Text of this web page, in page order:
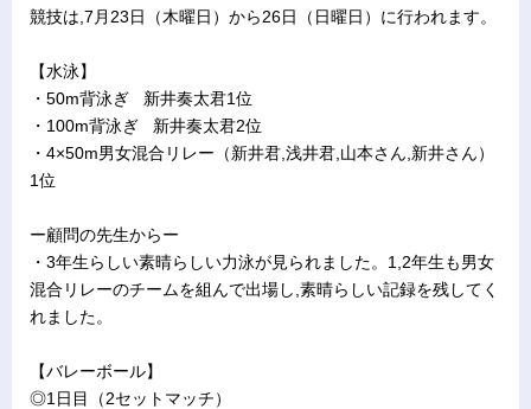
競技は,7月23日（木曜日）から26日（日曜日）に行われます。
【水泳】
・50m背泳ぎ 新井奏太君1位
・100m背泳ぎ 新井奏太君2位
・4×50m男女混合リレー（新井君,浅井君,山本さん,新井さん）
1位
ー顧問の先生からー
・3年生らしい素晴らしい力泳が見られました。1,2年生も男女
混合リレーのチームを組んで出場し,素晴らしい記録を残してく
れました。
【バレーボール】
◎1日目（2セットマッチ）